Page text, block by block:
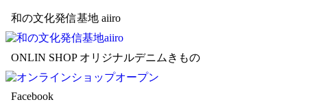
和の文化発信基地 aiiro
ONLIN SHOP オリジナルデニムきもの
Facebook